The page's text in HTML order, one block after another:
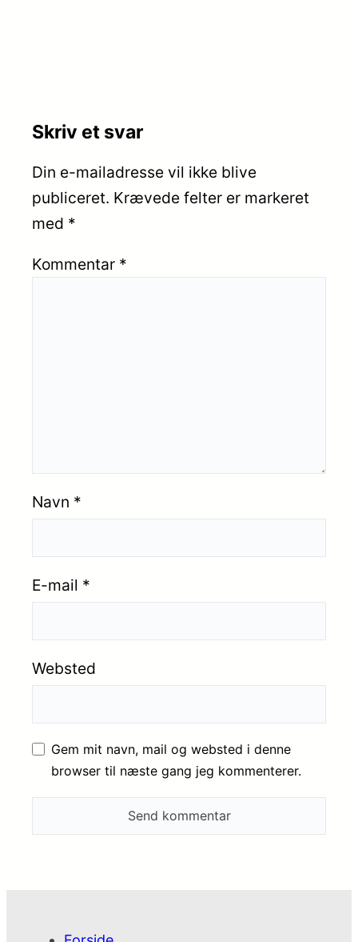
Skriv et svar
Din e-mailadresse vil ikke blive
publiceret. Krævede felter er markeret
med *
Kommentar *
Navn *
E-mail *
Websted
Gem mit navn, mail og websted i denne
browser til næste gang jeg kommenterer.